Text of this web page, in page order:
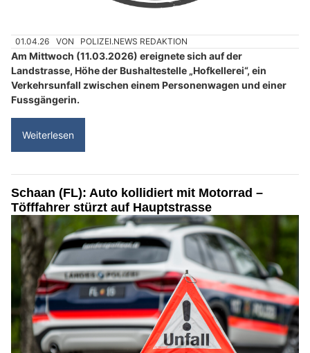
01.04.26 VON POLIZEI.NEWS REDAKTION
Am Mittwoch (11.03.2026) ereignete sich auf der
Landstrasse, Höhe der Bushaltestelle „Hofkellerei“, ein
Verkehrsunfall zwischen einem Personenwagen und einer
Fussgängerin.
Weiterlesen
Schaan (FL): Auto kollidiert mit Motorrad –
Töfffahrer stürzt auf Hauptstrasse